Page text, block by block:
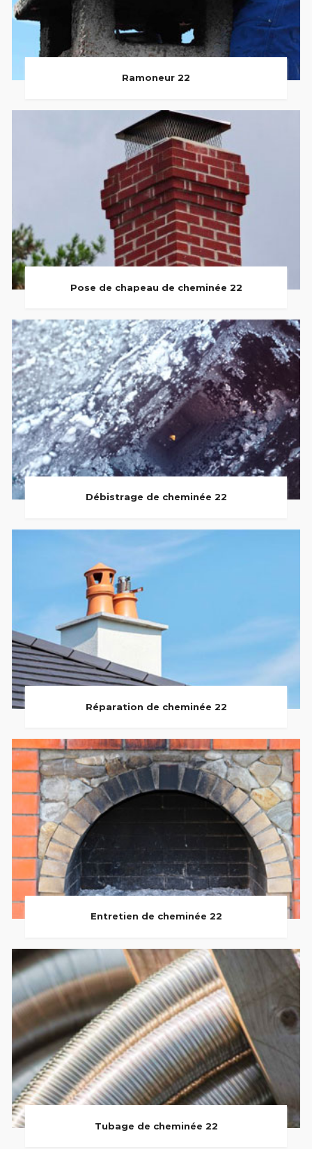
Ramoneur 22
Pose de chapeau de cheminée 22
Débistrage de cheminée 22
Réparation de cheminée 22
Entretien de cheminée 22
Tubage de cheminée 22